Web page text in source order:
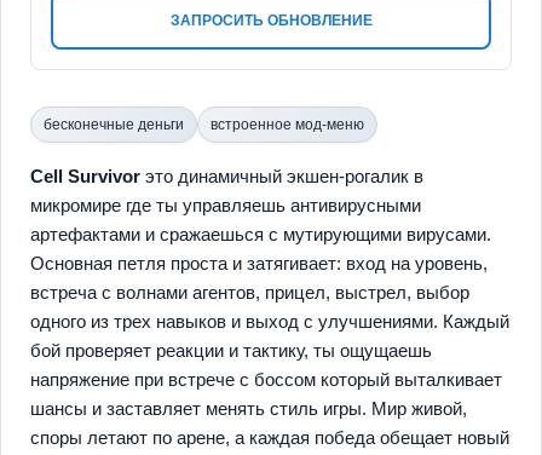
ЗАПРОСИТЬ ОБНОВЛЕНИЕ
бесконечные деньги встроенное мод-меню
Cell Survivor это динамичный экшен-рогалик в
микромире где ты управляешь антивирусными
артефактами и сражаешься с мутирующими вирусами.
Основная петля проста и затягивает: вход на уровень,
встреча с волнами агентов, прицел, выстрел, выбор
одного из трех навыков и выход с улучшениями. Каждый
бой проверяет реакции и тактику, ты ощущаешь
напряжение при встрече с боссом который выталкивает
шансы и заставляет менять стиль игры. Мир живой,
споры летают по арене, а каждая победа обещает новый